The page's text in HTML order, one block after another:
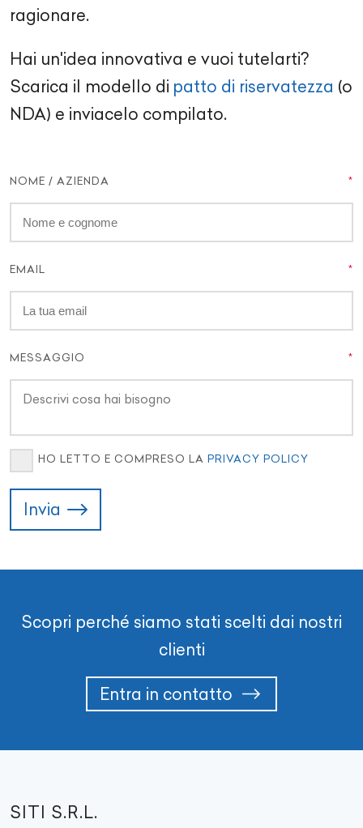
ragionare.
Hai un'idea innovativa e vuoi tutelarti?
Scarica il modello di patto di riservatezza (o
NDA) e inviacelo compilato.
NOME / AZIENDA
EMAIL
MESSAGGIO
HO LETTO E COMPRESO LA PRIVACY POLICY
Invia
Scopri perché siamo stati scelti dai nostri
clienti
Entra in contatto
SITI S.R.L.